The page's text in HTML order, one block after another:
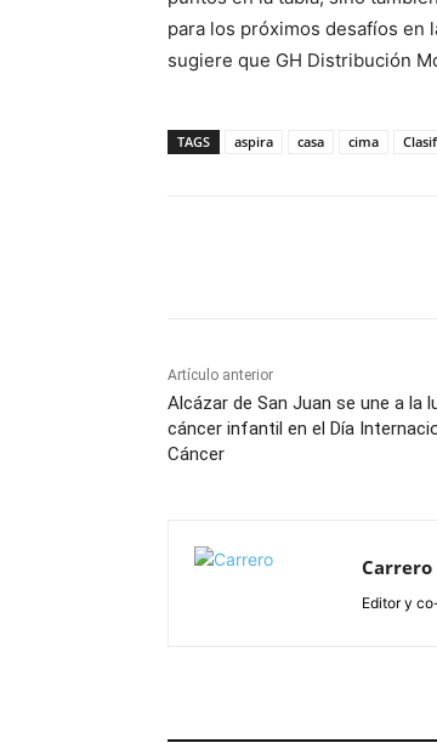
para los próximos desafíos en
sugiere que GH Distribución
TAGS aspira casa cima
Artículo anterior
Alcázar de San Juan se une a la
cáncer infantil en el Día
Cáncer
Carrero
Editor y